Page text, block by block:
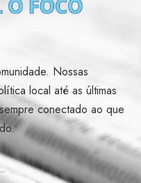
Nossas
local até as últimas
conectado ao que